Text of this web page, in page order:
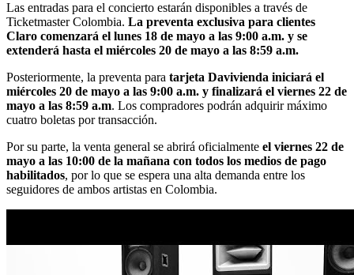
Las entradas para el concierto estarán disponibles a través de
Ticketmaster Colombia. La preventa exclusiva para clientes
Claro comenzará el lunes 18 de mayo a las 9:00 a.m. y se
extenderá hasta el miércoles 20 de mayo a las 8:59 a.m.
Posteriormente, la preventa para tarjeta Davivienda iniciará el
miércoles 20 de mayo a las 9:00 a.m. y finalizará el viernes 22 de
mayo a las 8:59 a.m. Los compradores podrán adquirir máximo
cuatro boletas por transacción.
Por su parte, la venta general se abrirá oficialmente el viernes 22 de
mayo a las 10:00 de la mañana con todos los medios de pago
habilitados, por lo que se espera una alta demanda entre los
seguidores de ambos artistas en Colombia.